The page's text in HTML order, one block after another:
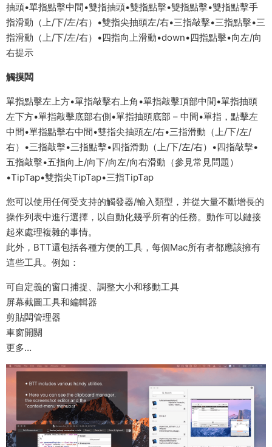
抽頭•單指點擊中間•雙指抽頭•雙指點擊•雙指點擊•雙指點擊手
指滑動（上/下/左/右）•雙指尖抽頭左/右•三指敲擊•三指點擊•三
指滑動（上/下/左/右）•四指向上滑動•down•四指點擊•向左/向
右提示
觸摸闆
單指點擊左上方•單指敲擊右上角•單指敲擊頂部中間•單指抽頭
左下方•單指敲擊底部右側•單指抽頭底部 – 中間•單指，點擊左
中間•單指點擊右中間•雙指尖抽頭左/右•三指滑動（上/下/左/
右）•三指敲擊•三指點擊•四指滑動（上/下/左/右）•四指敲擊•
五指敲擊•五指向上/向下/向左/向右滑動（參見常見問題）
•TipTap•雙指尖TipTap•三指TipTap
您可以使用任何受支持的觸發器/輸入類型，并從大量不斷增長的
操作列表中進行選擇，以自動化幾乎所有的任務。動作可以鏈接
起來處理複雜的事情。
此外，BTT還包括各種方便的工具，每個Mac所有者都應該擁有
這些工具。例如：
可自定義的窗口捕捉、調整大小和移動工具
屏幕截圖工具和編輯器
剪貼闆管理器
車窗開關
更多…